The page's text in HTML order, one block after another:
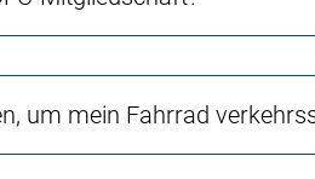
um mein Fahrrad